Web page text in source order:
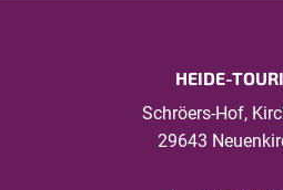
HEIDE-
Schröers-Hof,
29643